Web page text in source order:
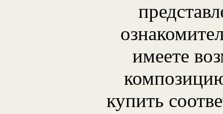
имеете
купить